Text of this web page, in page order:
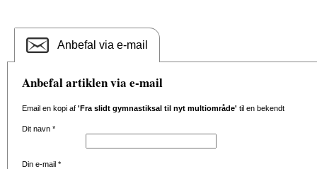
Anbefal via e-mail
Anbefal artiklen via e-mail
Email en kopi af 'Fra slidt gymnastiksal til nyt multiområde' til en bekendt
Dit navn *
Din e-mail *